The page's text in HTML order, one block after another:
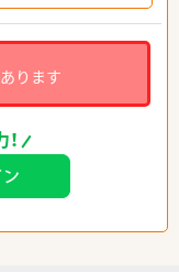
あります